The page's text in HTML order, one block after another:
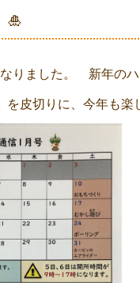
🎍
りました。 新年のハ
を皮切りに、今年も楽